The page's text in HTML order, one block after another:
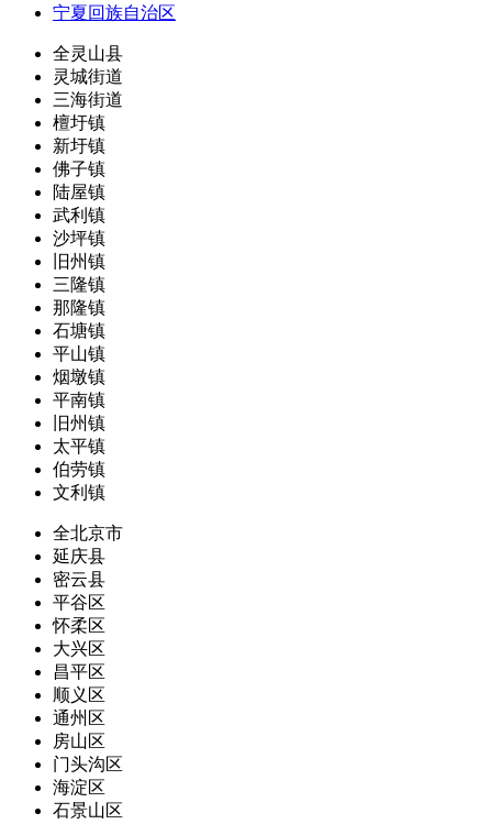
宁夏回族自治区
全灵山县
灵城街道
三海街道
檀圩镇
新圩镇
佛子镇
陆屋镇
武利镇
沙坪镇
旧州镇
三隆镇
那隆镇
石塘镇
平山镇
烟墩镇
平南镇
旧州镇
太平镇
伯劳镇
文利镇
全北京市
延庆县
密云县
平谷区
怀柔区
大兴区
昌平区
顺义区
通州区
房山区
门头沟区
海淀区
石景山区